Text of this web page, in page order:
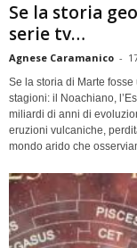
Se la storia
serie tv…
Agnese Caramanico -
Se la storia di Marte
stagioni: il Noachiano,
miliardi di anni di
eruzioni vulcaniche,
mondo arido che